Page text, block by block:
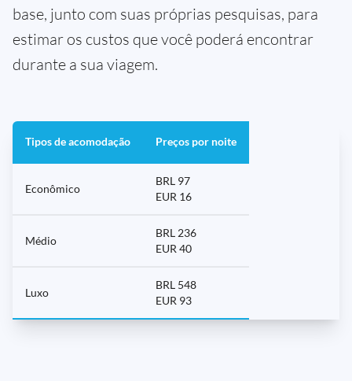
base, junto com suas próprias pesquisas, para
estimar os custos que você poderá encontrar
durante a sua viagem.
Tipos de acomodação Preços por noite
Econômico
BRL 97
EUR 16
Médio
BRL 236
EUR 40
Luxo
BRL 548
EUR 93